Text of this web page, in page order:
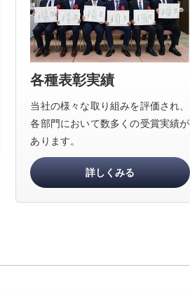
各種表彰実績
当社の様々な取り組みを評価され、
各部門において数多くの受賞実績が
あります。
詳しくみる